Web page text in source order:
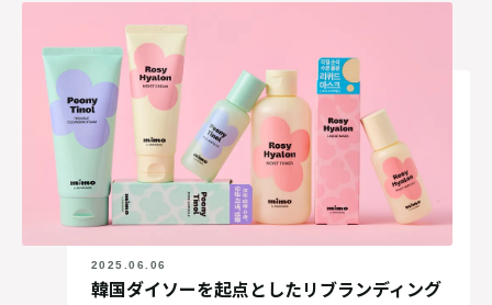
2025.06.06
韓国ダイソーを起点としたリブランディング